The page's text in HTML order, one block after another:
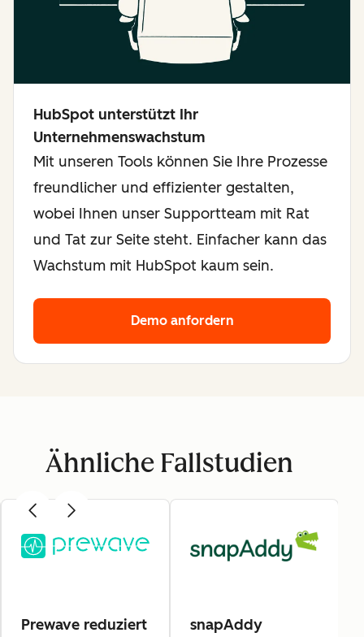
HubSpot unterstützt Ihr
Unternehmenswachstum
Mit unseren Tools können Sie Ihre Prozesse
freundlicher und effizienter gestalten,
wobei Ihnen unser Supportteam mit Rat
und Tat zur Seite steht. Einfacher kann das
Wachstum mit HubSpot kaum sein.
Demo anfordern
Ähnliche Fallstudien
Prewave reduziert
snapAddy